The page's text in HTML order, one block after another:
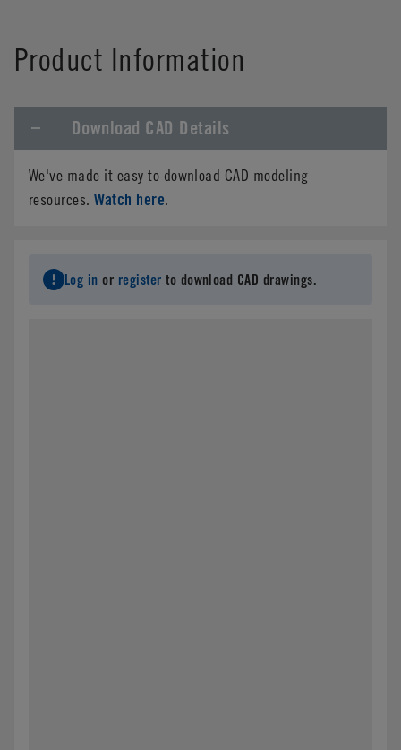
Product Information
Download CAD Details
We've made it easy to download CAD modeling
resources.Watch here.
Log in or register to download CAD drawings.